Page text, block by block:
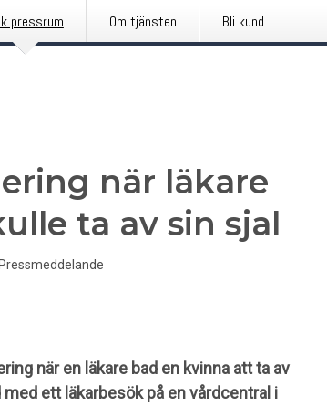
pressrum Om tjänsten Bli kund
när läkare
ta av sin sjal
Pressmeddelande
när en läkare bad en kvinna att ta av
ett läkarbesök på en vårdcentral i